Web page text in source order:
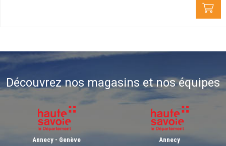
Découvrez nos magasins et nos équipes
Annecy - Genève Annecy